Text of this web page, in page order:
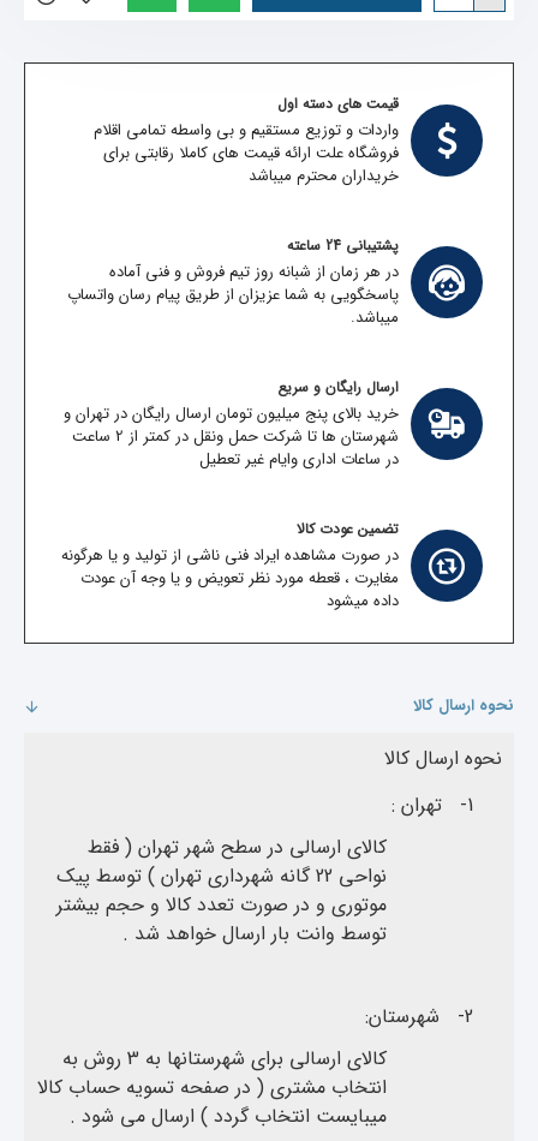
قیمت های دسته اول
واردات و توزیع مستقیم و بی واسطه تمامی اقلام
فروشگاه علت ارائه قیمت های کاملا رقابتی برای
خریداران محترم میباشد
پشتیبانی 24 ساعته
در هر زمان از شبانه روز تیم فروش و فنی آماده
پاسخگویی به شما عزیزان از طریق پیام رسان واتساپ
میباشد.
ارسال رایگان و سریع
خرید بالای پنج میلیون تومان ارسال رایگان در تهران و
شهرستان ها تا شرکت حمل ونقل در کمتر از 2 ساعت
در ساعات اداری وایام غیر تعطیل
تضمین عودت کالا
در صورت مشاهده ایراد فنی ناشی از تولید و یا هرگونه
مغایرت ، قعطه مورد نظر تعویض و یا وجه آن عودت
داده میشود
نحوه ارسال کالا
نحوه ارسال کالا
1-
تهران :
کالای ارسالی در سطح شهر تهران ( فقط
نواحی 22 گانه شهرداری تهران ) توسط پیک
موتوری و در صورت تعدد کالا و حجم بیشتر
توسط وانت بار ارسال خواهد شد .
2-
شهرستان:
کالای ارسالی برای شهرستانها به 3 روش به
انتخاب مشتری ( در صفحه تسویه حساب کالا
میبایست انتخاب گردد ) ارسال می شود .